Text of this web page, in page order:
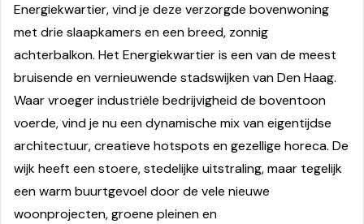
Energiekwartier, vind je deze verzorgde bovenwoning
met drie slaapkamers en een breed, zonnig
achterbalkon. Het Energiekwartier is een van de meest
bruisende en vernieuwende stadswijken van Den Haag.
Waar vroeger industriële bedrijvigheid de boventoon
voerde, vind je nu een dynamische mix van eigentijdse
architectuur, creatieve hotspots en gezellige horeca. De
wijk heeft een stoere, stedelijke uitstraling, maar tegelijk
een warm buurtgevoel door de vele nieuwe
woonprojecten, groene pleinen en